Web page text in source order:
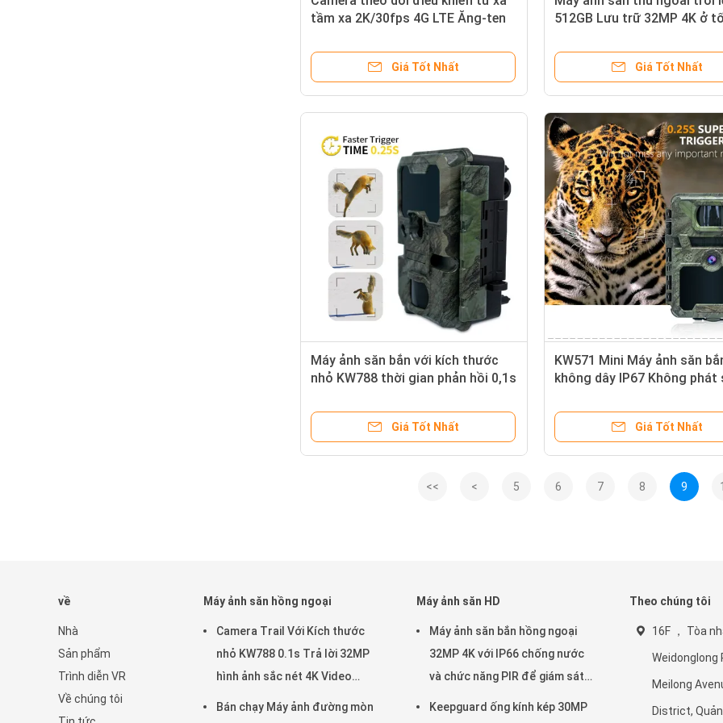
tầm xa 2K/30fps 4G LTE Ăng-ten
video tầm xa, chế độ chờ dài
Giá Tốt Nhất
512GB Lưu trữ 32MP 4K ở
ứng Máy ảnh săn nai
Giá Tốt Nhất
Máy ảnh săn bắn với kích thước
nhỏ KW788 thời gian phản hồi 0,1s
lên đến 512GB để quan sát động
vật hoang dã
Giá Tốt Nhất
KW571 Mini Máy ảnh săn
không dây IP67 Không phát
tàng hình rừng rẻ thấp
Giá Tốt Nhất
<< < 5 6 7 8 9
về
Nhà
Sản phẩm
Trình diễn VR
Về chúng tôi
Máy ảnh săn hồng ngoại
Camera Trail Với Kích thước
nhỏ KW788 0.1s Trả lời 32MP
hình ảnh sắc nét 4K Video
chống nước IP67 lên đến 512GB
Bán chạy Máy ảnh đường mòn
Máy ảnh săn HD
Máy ảnh săn bắn hồng ngoại
32MP 4K với IP66 chống nước
và chức năng PIR để giám sát
động vật hoang dã
Keepguard ống kính kép 30MP
Theo chúng tôi
16F ， Tòa
Weidonglong
Meilong
District,